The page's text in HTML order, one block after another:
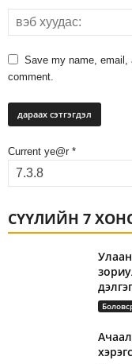
Save my name, email,
comment.
Current ye@r *
СҮҮЛИЙН 7